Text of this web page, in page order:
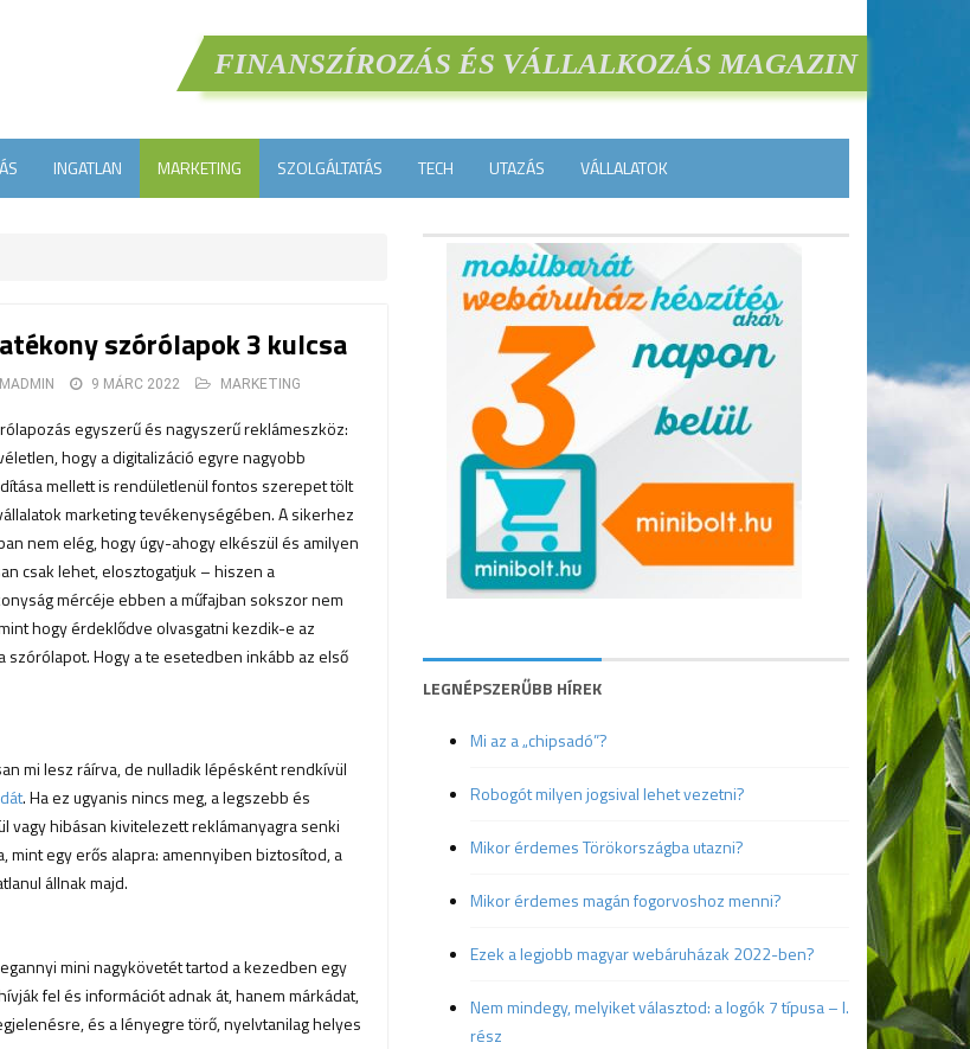
FINANSZÍROZÁS ÉS VÁLLALKOZÁS MAGAZIN
INGATLAN MARKETING SZOLGÁLTATÁS TECH UTAZÁS VÁLLALATOK
szórólapok 3 kulcsa
9 MÁRC 2022 MARKETING
egyszerű és nagyszerű reklámeszköz:
hogy a digitalizáció egyre nagyobb
mellett is rendületlenül fontos szerepet tölt
marketing tevékenységében. A sikerhez
nem elég, hogy úgy-ahogy elkészül és amilyen
csak lehet, elosztogatjuk – hiszen a
mércéje ebben a műfajban sokszor nem
hogy érdeklődve olvasgatni kezdik-e az
szórólapot. Hogy a te esetedben inkább az első
mi lesz ráírva, de nulladik lépésként rendkívül
. Ha ez ugyanis nincs meg, a legszebb és
hibásan kivitelezett reklámanyagra senki
mint egy erős alapra: amennyiben biztosítod, a
állnak majd.
mini nagykövetét tartod a kezedben egy
fel és információt adnak át, hanem márkádat,
és a lényegre törő, nyelvtanilag helyes
LEGNÉPSZERŰBB HÍREK
Mi az a „chipsadó”?
Robogót milyen jogsival lehet vezetni?
Mikor érdemes Törökországba utazni?
Mikor érdemes magán fogorvoshoz menni?
Ezek a legjobb magyar webáruházak 2022-ben?
Nem mindegy, melyiket választod: a logók 7 típusa – I.
rész